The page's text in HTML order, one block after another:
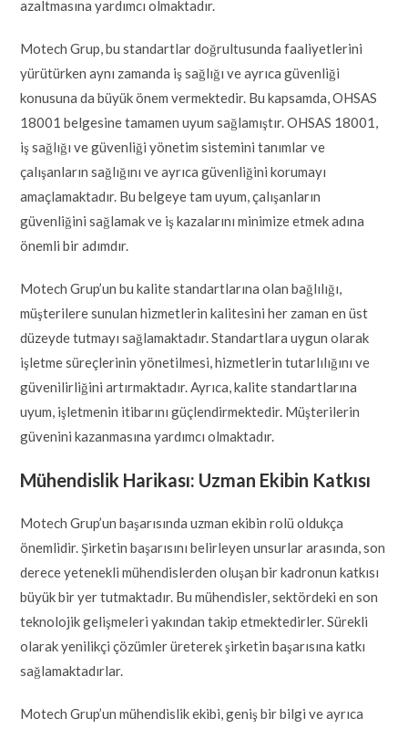
azaltmasına yardımcı olmaktadır.
Motech Grup, bu standartlar doğrultusunda faaliyetlerini
yürütürken aynı zamanda iş sağlığı ve ayrıca güvenliği
konusuna da büyük önem vermektedir. Bu kapsamda, OHSAS
18001 belgesine tamamen uyum sağlamıştır. OHSAS 18001,
iş sağlığı ve güvenliği yönetim sistemini tanımlar ve
çalışanların sağlığını ve ayrıca güvenliğini korumayı
amaçlamaktadır. Bu belgeye tam uyum, çalışanların
güvenliğini sağlamak ve iş kazalarını minimize etmek adına
önemli bir adımdır.
Motech Grup’un bu kalite standartlarına olan bağlılığı,
müşterilere sunulan hizmetlerin kalitesini her zaman en üst
düzeyde tutmayı sağlamaktadır. Standartlara uygun olarak
işletme süreçlerinin yönetilmesi, hizmetlerin tutarlılığını ve
güvenilirliğini artırmaktadır. Ayrıca, kalite standartlarına
uyum, işletmenin itibarını güçlendirmektedir. Müşterilerin
güvenini kazanmasına yardımcı olmaktadır.
Mühendislik Harikası: Uzman Ekibin Katkısı
Motech Grup’un başarısında uzman ekibin rolü oldukça
önemlidir. Şirketin başarısını belirleyen unsurlar arasında, son
derece yetenekli mühendislerden oluşan bir kadronun katkısı
büyük bir yer tutmaktadır. Bu mühendisler, sektördeki en son
teknolojik gelişmeleri yakından takip etmektedirler. Sürekli
olarak yenilikçi çözümler üreterek şirketin başarısına katkı
sağlamaktadırlar.
Motech Grup’un mühendislik ekibi, geniş bir bilgi ve ayrıca